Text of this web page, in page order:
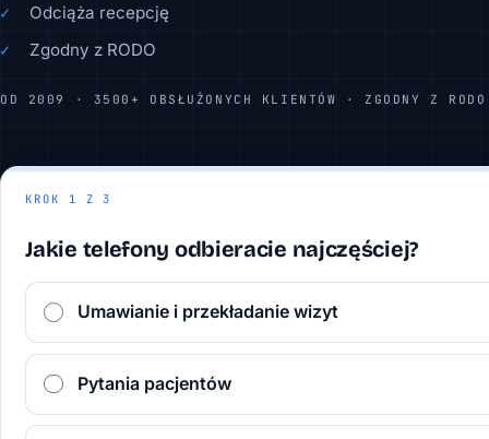
Odciąża recepcję
Zgodny z RODO
OD 2009 · 3500+ OBSŁUŻONYCH KLIENTÓW · ZGODNY Z RODO
KROK 1 Z 3
Jakie telefony odbieracie najczęściej?
Umawianie i przekładanie wizyt
Pytania pacjentów